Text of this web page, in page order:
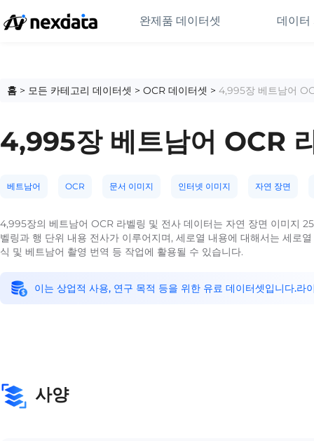
완제품 데이터셋 데이터
홈 > 모든 카테고리 데이터셋 > OCR 데이터셋 > 4,995장 베트남어
4,995장 베트남어 OCR
베트남어 OCR 문서 이미지 인터넷 이미지 자연 장면
4,995장의 베트남어 OCR 라벨링 및 전사 데이터는 자연 장면 이미지
벨링과 행 단위 내용 전사가 이루어지며, 세로열 내용에 대해서는 세로
식 및 베트남어 촬영 번역 등 작업에 활용될 수 있습니다.
이는 상업적 사용, 연구 목적 등을 위한 유료 데이터셋입니다.
사양